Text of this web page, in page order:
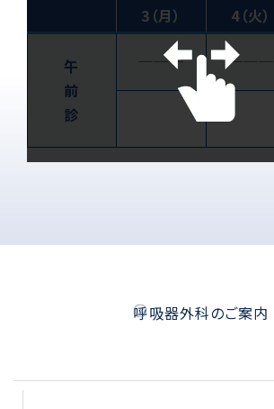
3（月） 4（火）
午
前
診
─── ───
呼吸器外科のご案内